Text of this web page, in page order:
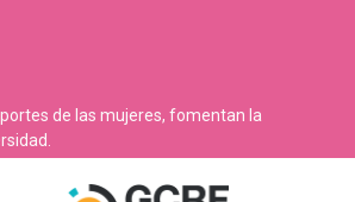
de las mujeres, fomentan la